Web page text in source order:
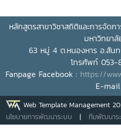
หลักสูตรสาขาวิชาสถิติและการจัดก
มหาวิทยาลั
63 หมู่ 4 ต.หนองหาร อ.สัน
โทรศัพท์ 053-
Fanpage Facebook : https://
E-
Web Template Management
นโยบายการพัฒนาระบบ | ทีมพัฒนาร